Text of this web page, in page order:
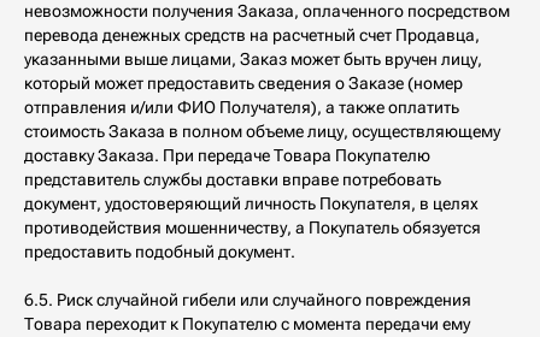
невозможности получения Заказа, оплаченного посредством
перевода денежных средств на расчетный счет Продавца,
указанными выше лицами, Заказ может быть вручен лицу,
который может предоставить сведения о Заказе (номер
отправления и/или ФИО Получателя), а также оплатить
стоимость Заказа в полном объеме лицу, осуществляющему
доставку Заказа. При передаче Товара Покупателю
представитель службы доставки вправе потребовать
документ, удостоверяющий личность Покупателя, в целях
противодействия мошенничеству, а Покупатель обязуется
предоставить подобный документ.
6.5. Риск случайной гибели или случайного повреждения
Товара переходит к Покупателю с момента передачи ему